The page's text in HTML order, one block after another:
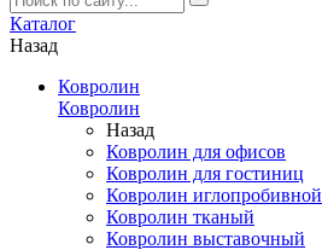
Каталог
Назад
Ковролин
Ковролин
Назад
Ковролин для офисов
Ковролин для гостиниц
Ковролин иглопробивной
Ковролин тканый
Ковролин выставочный